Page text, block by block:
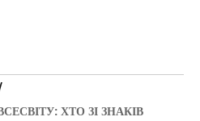
ХТО ЗІ ЗНАКІВ